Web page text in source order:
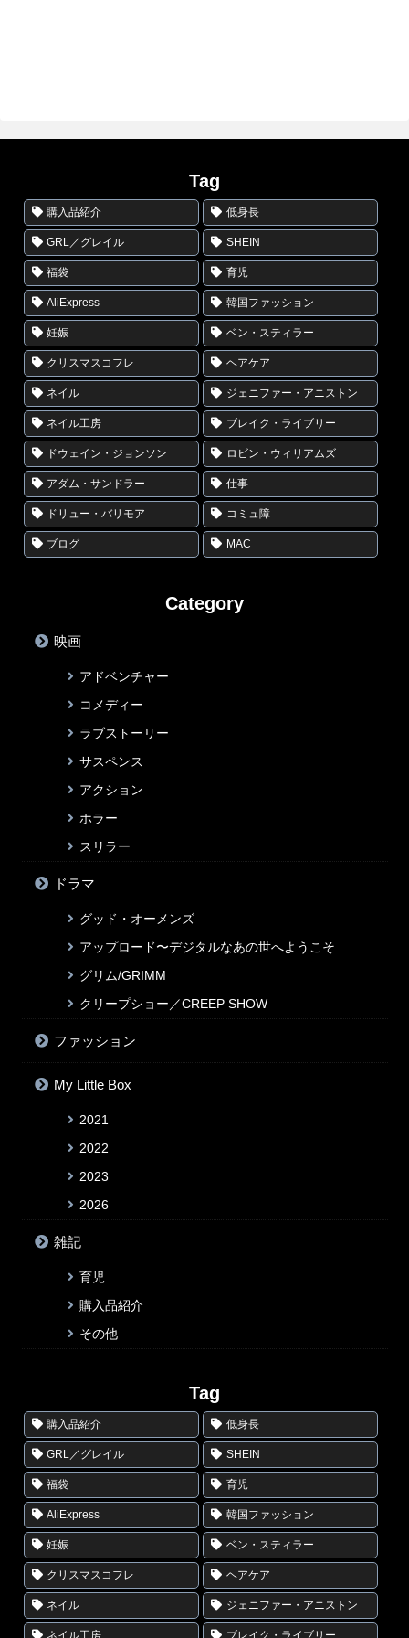
Tag
購入品紹介 低身長
GRL／グレイル SHEIN
福袋 育児
AliExpress 韓国ファッション
妊娠 ベン・スティラー
クリスマスコフレ ヘアケア
ネイル ジェニファー・アニストン
ネイル工房 ブレイク・ライブリー
ドウェイン・ジョンソン ロビン・ウィリアムズ
アダム・サンドラー 仕事
ドリュー・バリモア コミュ障
ブログ MAC
Category
映画
アドベンチャー
コメディー
ラブストーリー
サスペンス
アクション
ホラー
スリラー
ドラマ
グッド・オーメンズ
アップロード〜デジタルなあの世へようこそ
グリム/GRIMM
クリープショー／CREEP SHOW
ファッション
My Little Box
2021
2022
2023
2026
雑記
育児
購入品紹介
その他
Tag
購入品紹介 低身長
GRL／グレイル SHEIN
福袋 育児
AliExpress 韓国ファッション
妊娠 ベン・スティラー
クリスマスコフレ ヘアケア
ネイル ジェニファー・アニストン
ネイル工房 ブレイク・ライブリー